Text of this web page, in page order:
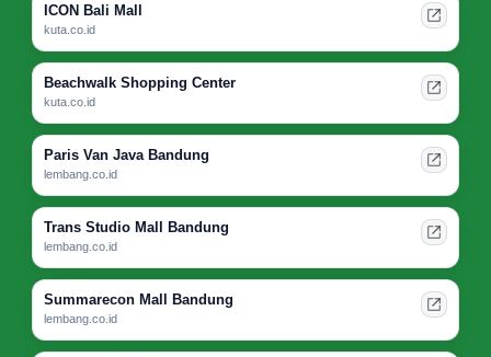
ICON Bali Mall
kuta.co.id
Beachwalk Shopping Center
kuta.co.id
Paris Van Java Bandung
lembang.co.id
Trans Studio Mall Bandung
lembang.co.id
Summarecon Mall Bandung
lembang.co.id